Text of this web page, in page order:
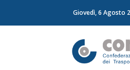
Giovedì, 6 Agosto